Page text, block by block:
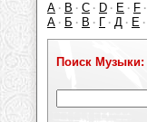
A · B · C · D · E · F ·
А · Б · В · Г · Д · Е ·
Поиск Музыки: